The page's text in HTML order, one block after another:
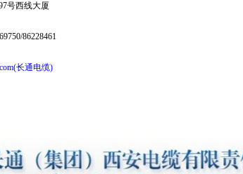
号西线大厦
86228461
(长通电缆)